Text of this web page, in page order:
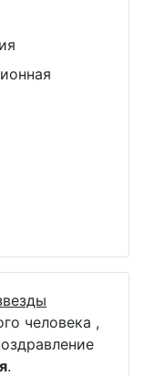
человека ,
.